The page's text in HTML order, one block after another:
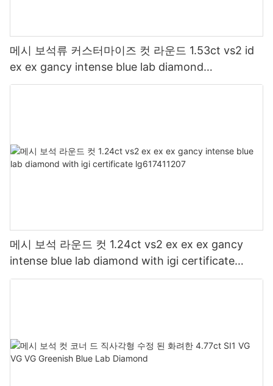
메시 보석류 커스터마이즈 컷 라운드 1.53ct vs2 id
ex ex gancy intense blue lab diamond
lg617411209 크리스마스 선물
메시 보석 라운드 컷 1.24ct vs2 ex ex ex gancy
intense blue lab diamond with igi certificate
lg617411207